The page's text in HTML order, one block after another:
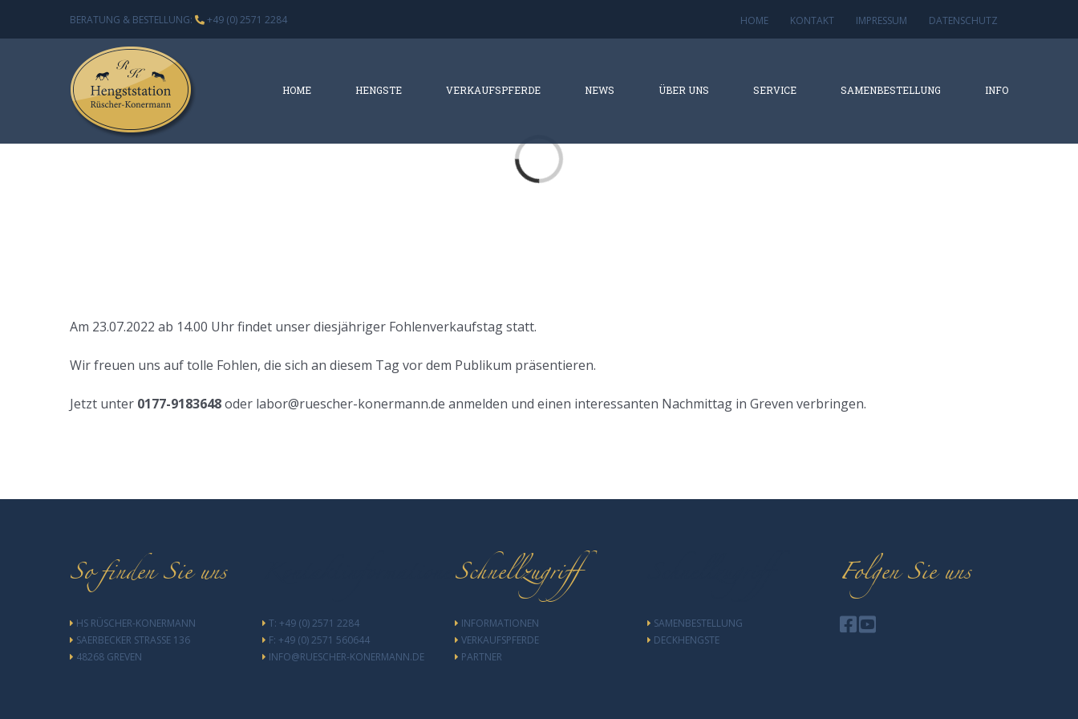
BERATUNG & BESTELLUNG: +49 (0) 2571 2284 HOME KONTAKT IMPRESSUM DATENSCHUTZ
HOME HENGSTE VERKAUFSPFERDE NEWS ÜBER UNS SERVICE SAMENBESTELLUNG INFO
Laden...
Am 23.07.2022 ab 14.00 Uhr findet unser diesjähriger Fohlenverkaufstag statt.
Wir freuen uns auf tolle Fohlen, die sich an diesem Tag vor dem Publikum präsentieren.
Jetzt unter 0177-9183648oder labor@ruescher-konermann.de anmelden und einen interessanten Nachmittag in Greven verbringen.
So finden Sie uns
HS RÜSCHER-KONERMANN
SAERBECKER STRASSE 136
48268 GREVEN
Kontaktinformationen
T: +49 (0) 2571 2284
F: +49 (0) 2571 560644
INFO@RUESCHER-KONERMANN.DE
Schnellzugriff
INFORMATIONEN
VERKAUFSPFERDE
PARTNER
SAMENBESTELLUNG
DECKHENGSTE
Folgen Sie uns